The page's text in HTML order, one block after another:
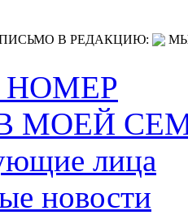
В РЕДАКЦИЮ:
МОЕЙ
лица
новости